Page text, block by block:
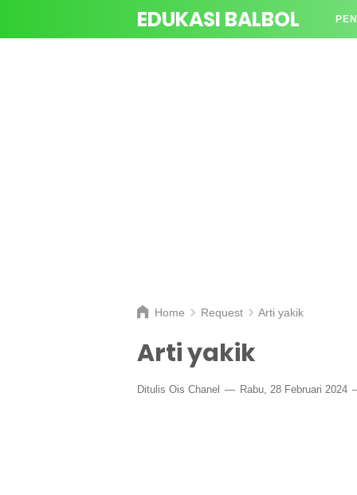
EDUKASI BALBOL
Home Request Arti yakik
Arti yakik
Ditulis Ois Chanel Rabu, 28 Februari 2024